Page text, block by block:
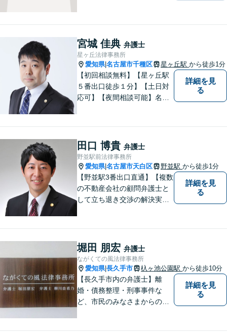
宮城 佳典 弁護士
星ヶ丘法律事務所
愛知県|名古屋市千種区 星ヶ丘駅 から徒歩1分
【初回相談無料】【星ヶ丘駅
５番出口徒歩１分】【土日対
応可】【夜間相談可能】名古
詳細を見
る
田口 博貴 弁護士
野並駅前法律事務所
愛知県|名古屋市天白区 野並駅 から徒歩1分
【野並駅3番出口直通】【複数
の不動産会社の顧問弁護士と
して立ち退き交渉の解決実績
被害者側に限る）、離婚、企
業及び個人事業主の顧問に関
する相談は初回相談無料で
す。
詳細を見
る
堀田 朋宏 弁護士
ながくての風法律事務所
愛知県|長久手市 杁ヶ池公園駅 から徒歩10分
【長久手市内の弁護士】離
婚・債務整理・刑事事件な
ど、市民のみなさまからの相
詳細を見
る